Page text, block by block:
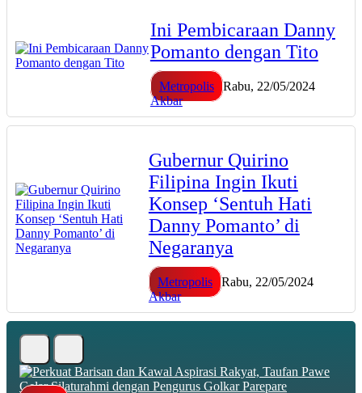
Ini Pembicaraan Danny
Pomanto dengan Tito
Metropolis
Rabu, 22/05/2024
Akbar
Gubernur Quirino
Filipina Ingin Ikuti
Konsep ‘Sentuh Hati
Danny Pomanto’ di
Negaranya
Metropolis
Rabu, 22/05/2024
Akbar